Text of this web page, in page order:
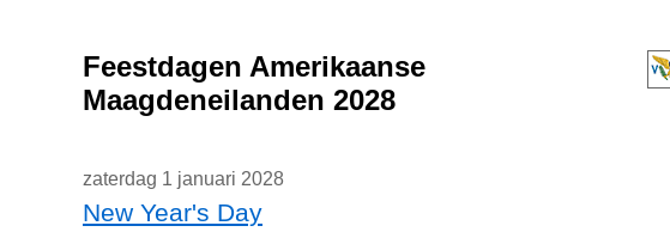
Feestdagen Amerikaanse
Maagdeneilanden 2028
zaterdag 1 januari 2028
New Year's Day